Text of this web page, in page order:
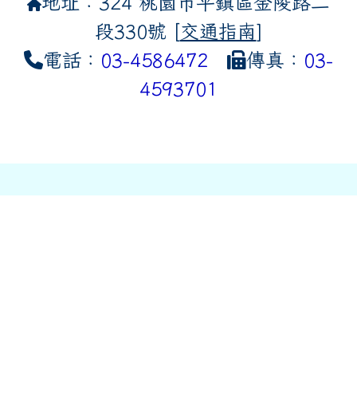
段330號 [交通指南]
電話： 03-4586472 傳真： 03-
4593701